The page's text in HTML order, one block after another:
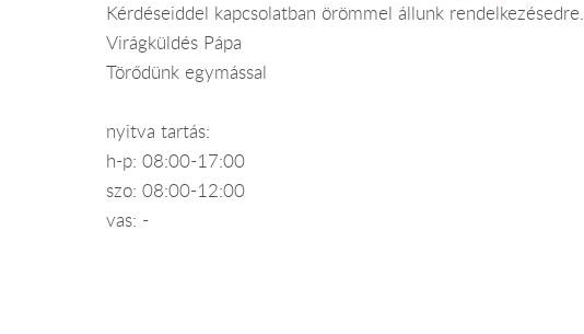
Kérdéseiddel kapcsolatban örömmel állunk rendelkezésedre.
Virágküldés Pápa
Törődünk egymással
nyitva tartás:
h-p: 08:00-17:00
szo: 08:00-12:00
vas: -